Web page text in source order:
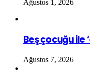
Ağustos 1, 2026
Beş çocuğu ile
Ağustos 7, 2026